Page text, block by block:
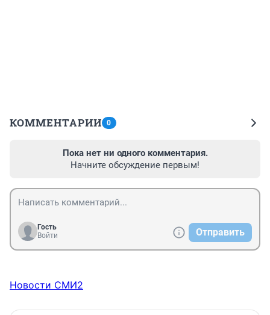
КОММЕНТАРИИ 0
Пока нет ни одного комментария.
Начните обсуждение первым!
Гость
Войти
Отправить
Новости СМИ2